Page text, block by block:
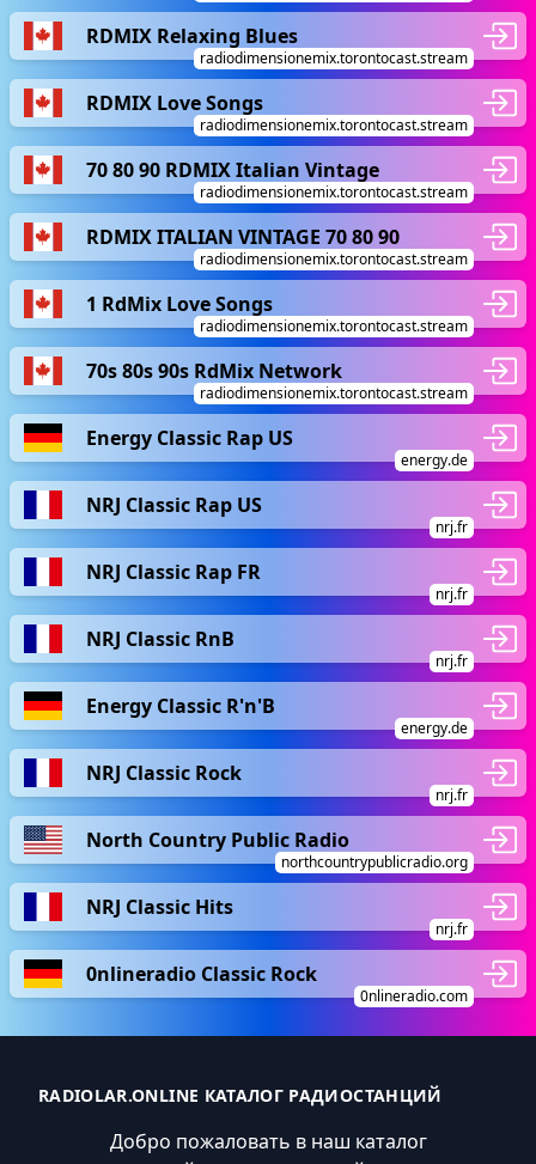
RDMIX Relaxing Blues
radiodimensionemix.torontocast.stream
RDMIX Love Songs
radiodimensionemix.torontocast.stream
70 80 90 RDMIX Italian Vintage
radiodimensionemix.torontocast.stream
RDMIX ITALIAN VINTAGE 70 80 90
radiodimensionemix.torontocast.stream
1 RdMix Love Songs
radiodimensionemix.torontocast.stream
70s 80s 90s RdMix Network
radiodimensionemix.torontocast.stream
Energy Classic Rap US
energy.de
NRJ Classic Rap US
nrj.fr
NRJ Classic Rap FR
nrj.fr
NRJ Classic RnB
nrj.fr
Energy Classic R'n'B
energy.de
NRJ Classic Rock
nrj.fr
North Country Public Radio
northcountrypublicradio.org
NRJ Classic Hits
nrj.fr
0nlineradio Classic Rock
0nlineradio.com
RADIOLAR.ONLINE КАТАЛОГ РАДИОСТАНЦИЙ
Добро пожаловать в наш каталог